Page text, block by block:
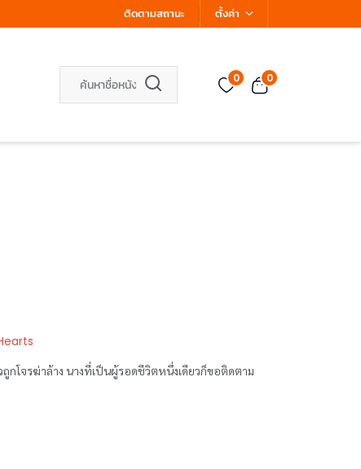
ติดตามสถานะ ตั้งค่า
0 0
โจรฆ่าล้าง นางที่เป็นผู้รอดชีวิตหนึ่งเดียวก็ขอติดตาม